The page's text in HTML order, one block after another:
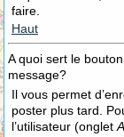
faire.
Haut
A quoi sert le
message?
Il vous permet
poster plus tard.
l’utilisateur (onglet